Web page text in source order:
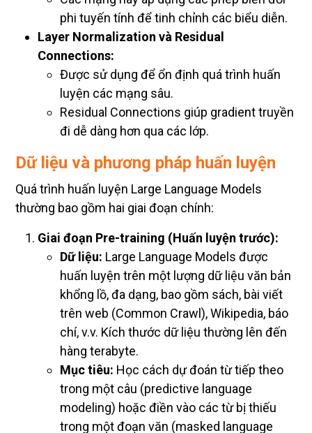
phi tuyến tính để tinh chỉnh các biểu diễn.
Layer Normalization và Residual
Connections:
Được sử dụng để ổn định quá trình huấn
luyện các mạng sâu.
Residual Connections giúp gradient truyền
đi dễ dàng hơn qua các lớp.
Dữ liệu và phương pháp huấn luyện
Quá trình huấn luyện Large Language Models
thường bao gồm hai giai đoạn chính:
Giai đoạn Pre-training (Huấn luyện trước):
Dữ liệu: Large Language Models được
huấn luyện trên một lượng dữ liệu văn bản
khổng lồ, đa dạng, bao gồm sách, bài viết
trên web (Common Crawl), Wikipedia, báo
chí, v.v. Kích thước dữ liệu thường lên đến
hàng terabyte.
Mục tiêu: Học cách dự đoán từ tiếp theo
trong một câu (predictive language
modeling) hoặc điền vào các từ bị thiếu
trong một đoạn văn (masked language